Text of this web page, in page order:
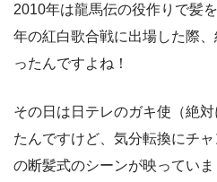
2010年は龍馬伝の役作りで髪
年の紅白歌合戦に出場した際
ったんですよね！
その日は日テレのガキ使（絶
たんですけど、気分転換にチ
の断髪式のシーンが映っていま